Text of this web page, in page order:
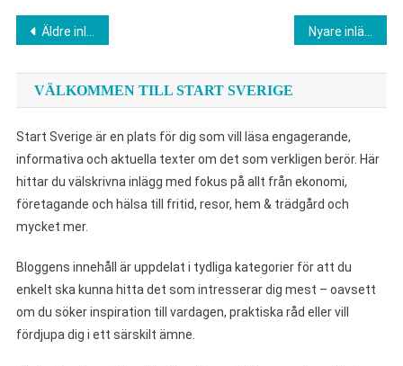
Inläggsnavigering
Äldre inlägg
VÄLKOMMEN TILL START SVERIGE
Start Sverige är en plats för dig som vill läsa engagerande,
informativa och aktuella texter om det som verkligen berör. Här
hittar du välskrivna inlägg med fokus på allt från ekonomi,
företagande och hälsa till fritid, resor, hem & trädgård och
mycket mer.
Bloggens innehåll är uppdelat i tydliga kategorier för att du
enkelt ska kunna hitta det som intresserar dig mest – oavsett
om du söker inspiration till vardagen, praktiska råd eller vill
fördjupa dig i ett särskilt ämne.